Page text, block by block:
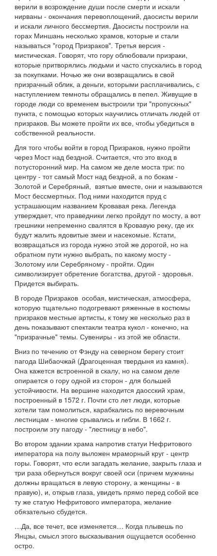
верили в возрождение души после смерти и искали
нирваны - окончания перевоплощений, даосисты верили
и искали личного бессмертия. Даосисты построили на
горах Миншань несколько храмов, которые и стали
называться "город Призраков". Третья версия -
мистическая. Говорят, что гору облюбовали призраки,
которые притворялись людьми и часто спускались в город
за покупками. Ночью же они возвращались в свой
призрачный облик, а деньги, которыми расплачивались, с
наступлением темноты обращались в пепел. Живущие в
городе люди со временем выстроили три "пропускных"
пункта, с помощью которых научились отличать людей от
призраков. Вы можете пройти их все, чтобы убедиться в
собственной реальности.
Для того чтобы войти в город Призраков, нужно пройти
через Мост над бездной. Считается, что это вход в
потусторонний мир. На самом же деле моста три: по
центру - тот самый Мост над бездной, а по бокам -
Золотой и Серебряный, взятые вместе, они и называются
Мост бессмертных. Под ними находится пруд с
устрашающим названием Кровавая река. Легенда
утверждает, что праведники легко пройдут по мосту, а вот
грешники непременно свалятся в Кровавую реку, где их
будут жалить ядовитые змеи и насекомые. Кстати,
возвращаться из города нужно этой же дорогой, но на
обратном пути нужно выбрать, по какому мосту -
Золотому или Серебряному - пройти. Один
символизирует обретение богатства, другой - здоровья.
Придется выбирать.
В городе Призраков особая, мистическая, атмосфера,
которую тщательно подогревают ряженные в костюмы
призраков местные артисты, к тому же несколько раз в
день показывают спектакли театра кукол - конечно, на
"призрачные" темы. Сувениры - из этой же области.
Вниз по течению от Фэнду на северном берегу стоит
пагода Шибаочжай (Драгоценная твердыня из камня).
Она кажется встроенной в скалу, но на самом деле
опирается о гору одной из сторон - для большей
устойчивости. На вершине находится даосский храм,
построенный в 1572 г. Почти сто лет люди, которые
хотели там помолиться, карабкались по веревочным
лестницам - многие срывались и гибли. В 1662 г.
построили эту пагоду - "лестницу в небо".
Во втором здании храма напротив статуи Нефритового
императора на полу выложен мраморный круг - центр
горы. Говорят, что если загадать желание, закрыть глаза и
три раза обернуться вокруг своей оси (причем мужчины
должны вращаться в левую сторону, а женщины - в
правую), и, открыв глаза, увидеть прямо перед собой все
ту же статую Нефритового императора, желание
обязательно сбудется.
…Да, все течет, все изменяется… Когда плывешь по
Янцзы, смысл этого высказывания ощущается особенно
остро.